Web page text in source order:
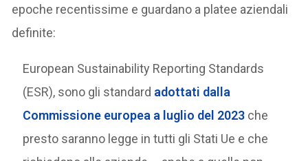
epoche recentissime e guardano a platee aziendali
definite:
European Sustainability Reporting Standards
(ESR), sono gli standard adottati dalla
Commissione europea a luglio del 2023 che
presto saranno legge in tutti gli Stati Ue e che